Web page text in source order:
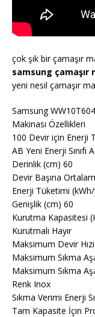
çok şık bir çamaşır
samsung çamaşır
yeni nesil çamaşır
Samsung
Makinası Özellikleri
100 Devir için Enerji
AB Yeni Enerji Sınıfı A
Derinlik (cm) 60
Devir Başına
Enerji Tüketimi (kWh/
Genişlik (cm) 60
Kurutma Kapasitesi
Kurutmalı Hayır
Maksimum Devir
Maksimum Sıkma
Maksimum Sıkma
Renk Inox
Sıkma Verimi Enerji
Tam Kapasite İçin